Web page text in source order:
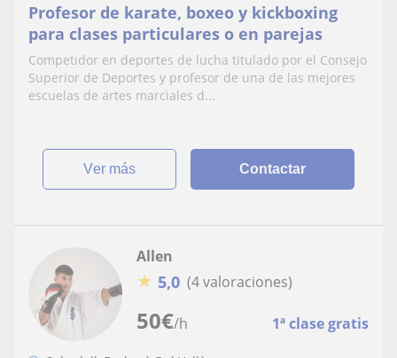
Profesor de karate, boxeo y kickboxing
para clases particulares o en parejas
Competidor en deportes de lucha titulado por el Consejo
Superior de Deportes y profesor de una de las mejores
escuelas de artes marciales d...
ver más Contactar
50€/h 1ª clase gratis
Allen
★ 5,0 (4 valoraciones)